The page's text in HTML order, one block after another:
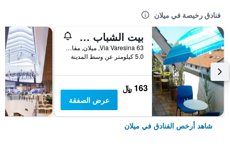
فنادق رخيصة في ميلان
بيت الشباب ستار
Via Varesina 63, ميلان, مقاطعة ميلانو, إيطاليا
5.0 كيلومتر عن وسط المدينة
163 ﷼
عرض الصفقة
شاهد أرخص الفنادق في ميلان